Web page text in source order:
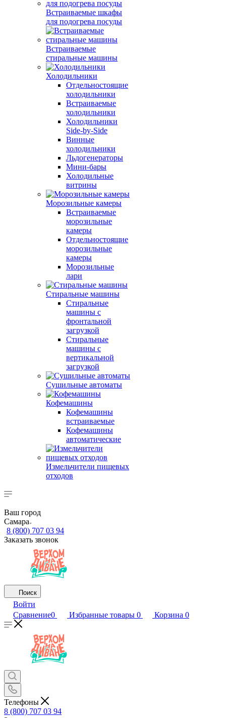
Встраиваемые шкафы
для подогрева посуды
Встраиваемые
стиральные машины
Холодильники
Отдельностоящие
холодильники
Встраиваемые
холодильники
Холодильники
Side-by-Side
Винные
холодильники
Льдогенераторы
Мини-бары
Холодильные
витрины
Морозильные камеры
Встраиваемые
морозильные
камеры
Отдельностоящие
морозильные
камеры
Морозильные
лари
Стиральные машины
Стиральные
машины с
фронтальной
загрузкой
Стиральные
машины с
вертикальной
загрузкой
Сушильные автоматы
Кофемашины
Кофемашины
встраиваемые
Кофемашины
автоматические
Измельчители пищевых
отходов
Ваш город
Самара
8 (800) 707 03 94
Заказать звонок
Поиск
Войти
Сравнение0 Избранные товары 0 Корзина 0
Телефоны
8 (800) 707 03 94